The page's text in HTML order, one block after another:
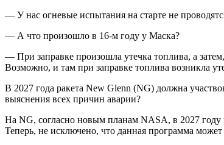
— У нас огневые испытания на старте не
— А что произошло в 16-м году у Маска?
— При заправке произошла утечка топлива, а
Возможно, и там при заправке топлива возникла
В 2027 года ракета New Glenn (NG) должна
выяснения всех причин аварии?
На NG, согласно новым планам NASA, в 2027 году
Теперь, не исключено, что данная программа